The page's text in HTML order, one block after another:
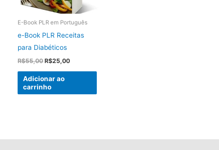
E-Book PLR em Português
e-Book PLR Receitas
para Diabéticos
R$55,00O
original
era:
R$55,00.
R$25,00O
Adicionar ao
carrinho